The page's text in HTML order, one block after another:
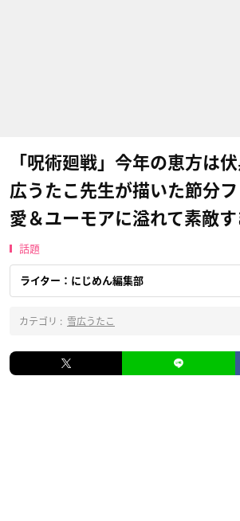
「呪術廻戦」今年の恵方は
広うたこ先生が描いた節分
愛＆ユーモアに溢れて素敵す
話題
ライター：にじめん編集部
カテゴリ : 雪広うたこ